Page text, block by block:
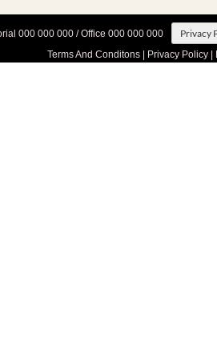
000 000 000 / Office 000 000 000 Privacy
Terms And Conditons| Privacy Policy|